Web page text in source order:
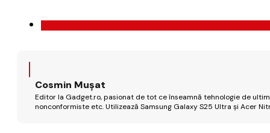
Cosmin Mușat
Editor la Gadget.ro, pasionat de tot ce înseamnă tehnologie de
nonconformiste etc. Utilizează Samsung Galaxy S25 Ultra și Acer